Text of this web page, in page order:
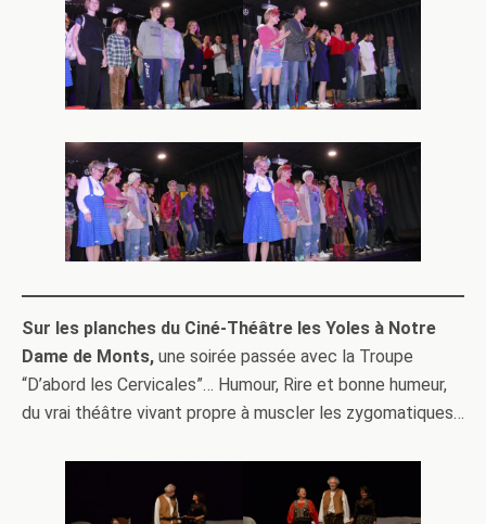
Sur les planches du Ciné-Théâtre les Yoles à Notre
Dame de Monts, une soirée passée avec la Troupe
“D’abord les Cervicales”… Humour, Rire et bonne humeur,
du vrai théâtre vivant propre à muscler les zygomatiques…